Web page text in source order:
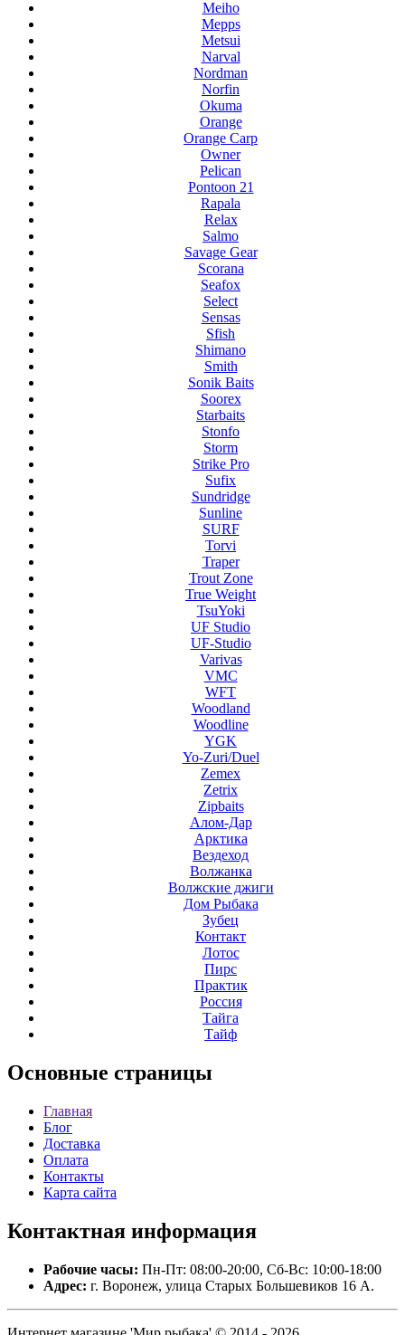
Meiho
Mepps
Metsui
Narval
Nordman
Norfin
Okuma
Orange
Orange Carp
Owner
Pelican
Pontoon 21
Rapala
Relax
Salmo
Savage Gear
Scorana
Seafox
Select
Sensas
Sfish
Shimano
Smith
Sonik Baits
Soorex
Starbaits
Stonfo
Storm
Strike Pro
Sufix
Sundridge
Sunline
SURF
Torvi
Traper
Trout Zone
True Weight
TsuYoki
UF Studio
UF-Studio
Varivas
VMC
WFT
Woodland
Woodline
YGK
Yo-Zuri/Duel
Zemex
Zetrix
Zipbaits
Алом-Дар
Арктика
Вездеход
Волжанка
Волжские джиги
Дом Рыбака
Зубец
Контакт
Лотос
Пирс
Практик
Россия
Тайга
Тайф
Основные страницы
Главная
Блог
Доставка
Оплата
Контакты
Карта сайта
Контактная информация
Рабочие часы: Пн-Пт: 08:00-20:00, Сб-Вс: 10:00-18:00
Адрес: г. Воронеж, улица Старых Большевиков 16 А.